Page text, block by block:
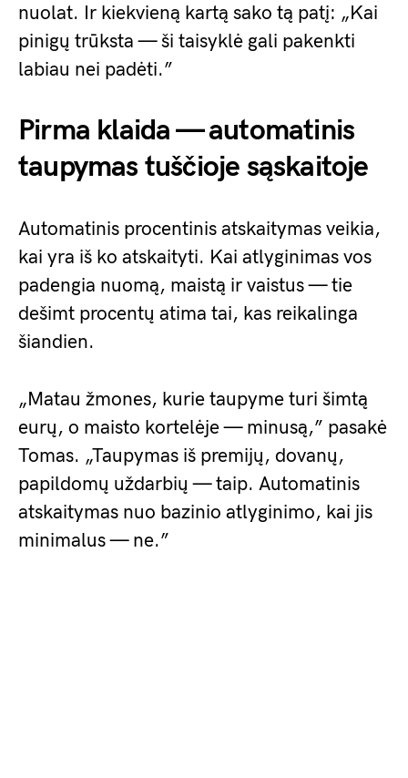
nuolat. Ir kiekvieną kartą sako tą patį: „Kai
pinigų trūksta — ši taisyklė gali pakenkti
labiau nei padėti.”
Pirma klaida — automatinis
taupymas tuščioje sąskaitoje
Automatinis procentinis atskaitymas veikia,
kai yra iš ko atskaityti. Kai atlyginimas vos
padengia nuomą, maistą ir vaistus — tie
dešimt procentų atima tai, kas reikalinga
šiandien.
„Matau žmones, kurie taupyme turi šimtą
eurų, o maisto kortelėje — minusą,” pasakė
Tomas. „Taupymas iš premijų, dovanų,
papildomų uždarbių — taip. Automatinis
atskaitymas nuo bazinio atlyginimo, kai jis
minimalus — ne.”